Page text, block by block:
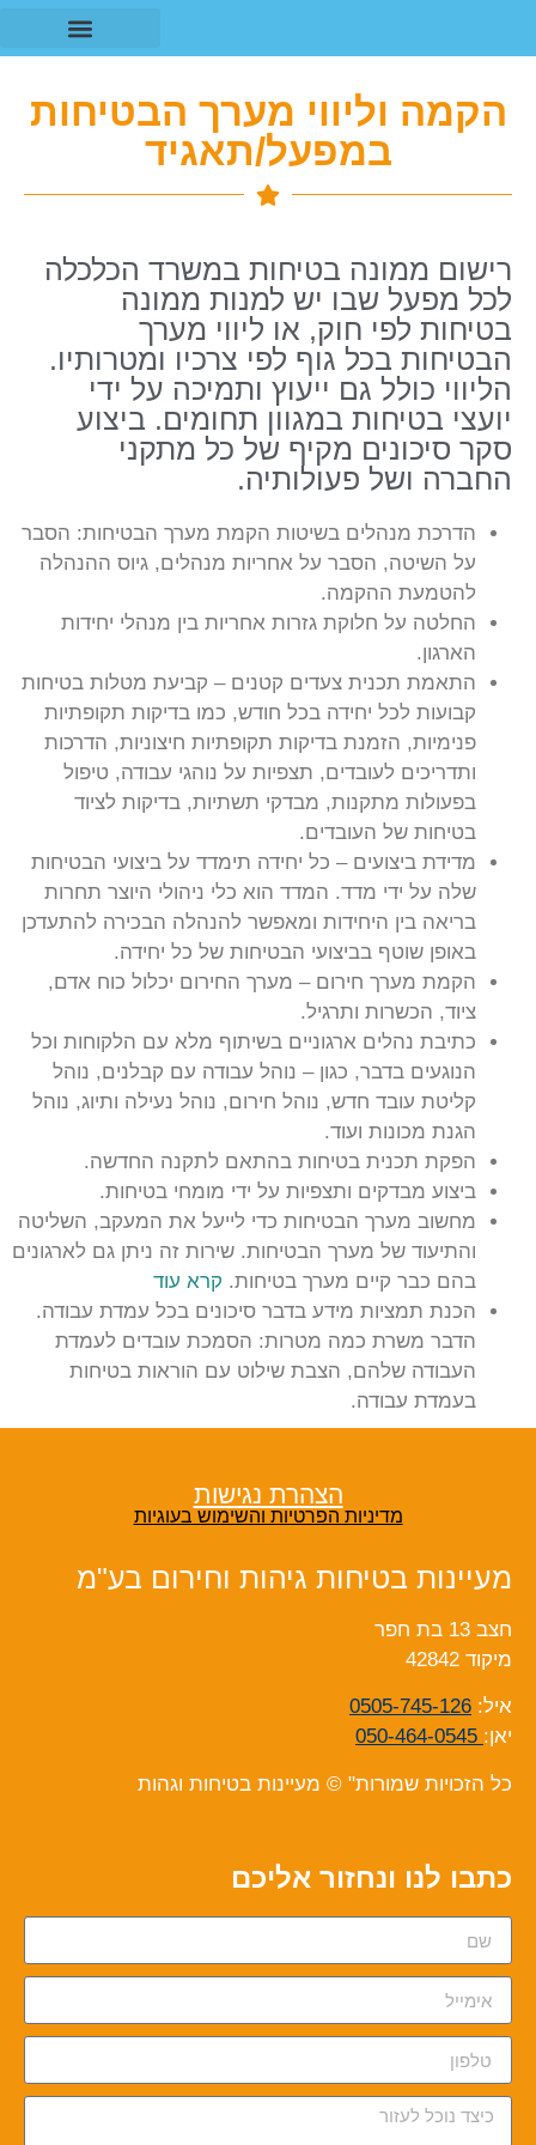
הקמה וליווי מערך הבטיחות
במפעל/תאגיד
רישום ממונה בטיחות במשרד הכלכלה
לכל מפעל שבו יש למנות ממונה
בטיחות לפי חוק, או ליווי מערך
הבטיחות בכל גוף לפי צרכיו ומטרותיו.
הליווי כולל גם ייעוץ ותמיכה על ידי
יועצי בטיחות במגוון תחומים. ביצוע
סקר סיכונים מקיף של כל מתקני
החברה ושל פעולותיה.
הדרכת מנהלים בשיטות הקמת מערך הבטיחות: הסבר
על השיטה, הסבר על אחריות מנהלים, גיוס ההנהלה
להטמעת ההקמה.
החלטה על חלוקת גזרות אחריות בין מנהלי יחידות
הארגון.
התאמת תכנית צעדים קטנים – קביעת מטלות בטיחות
קבועות לכל יחידה בכל חודש, כמו בדיקות תקופתיות
פנימיות, הזמנת בדיקות תקופתיות חיצוניות, הדרכות
ותדריכים לעובדים, תצפיות על נוהגי עבודה, טיפול
בפעולות מתקנות, מבדקי תשתיות, בדיקות לציוד
בטיחות של העובדים.
מדידת ביצועים – כל יחידה תימדד על ביצועי הבטיחות
שלה על ידי מדד. המדד הוא כלי ניהולי היוצר תחרות
בריאה בין היחידות ומאפשר להנהלה הבכירה להתעדכן
באופן שוטף בביצועי הבטיחות של כל יחידה.
הקמת מערך חירום – מערך החירום יכלול כוח אדם,
ציוד, הכשרות ותרגיל.
כתיבת נהלים ארגוניים בשיתוף מלא עם הלקוחות וכל
הנוגעים בדבר, כגון – נוהל עבודה עם קבלנים, נוהל
קליטת עובד חדש, נוהל חירום, נוהל נעילה ותיוג, נוהל
הגנת מכונות ועוד.
הפקת תכנית בטיחות בהתאם לתקנה החדשה.
ביצוע מבדקים ותצפיות על ידי מומחי בטיחות.
מחשוב מערך הבטיחות כדי לייעל את המעקב, השליטה
והתיעוד של מערך הבטיחות. שירות זה ניתן גם לארגונים
בהם כבר קיים מערך בטיחות. קרא עוד
הכנת תמציות מידע בדבר סיכונים בכל עמדת עבודה.
הדבר משרת כמה מטרות: הסמכת עובדים לעמדת
העבודה שלהם, הצבת שילוט עם הוראות בטיחות
בעמדת עבודה.
הצהרת נגישות
מדיניות הפרטיות והשימוש בעוגיות
מעיינות בטיחות גיהות וחירום בע"מ
חצב 13 בת חפר
מיקוד 42842
איל: 0505-745-126
יאן: 050-464-0545
כל הזכויות שמורות" © מעיינות בטיחות וגהות
כתבו לנו ונחזור אליכם